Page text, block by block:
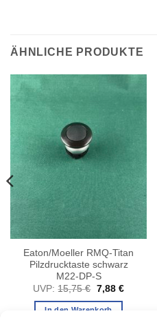
ÄHNLICHE PRODUKTE
Eaton/Moeller RMQ-Titan
Pilzdrucktaste schwarz
M22-DP-S
UVP: 15,75€ Ursprünglicher
war:
7,88 €Aktueller
In den Warenkorb